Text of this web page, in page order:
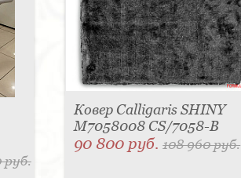
руб.
Ковер Calligaris SHINY
M7058008 CS/7058-B
90 800 руб.108 960 руб.